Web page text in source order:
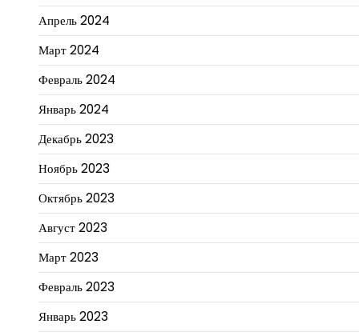
Апрель 2024
Март 2024
Февраль 2024
Январь 2024
Декабрь 2023
Ноябрь 2023
Октябрь 2023
Август 2023
Март 2023
Февраль 2023
Январь 2023